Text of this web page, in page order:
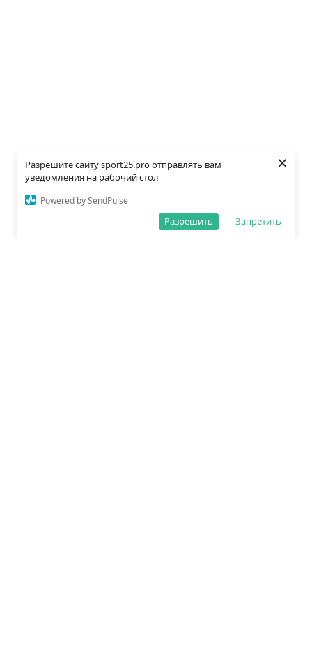
Разрешите сайту sport25.pro отправлять вам
уведомления на рабочий стол
Powered by SendPulse
Запретить
Разрешить
×